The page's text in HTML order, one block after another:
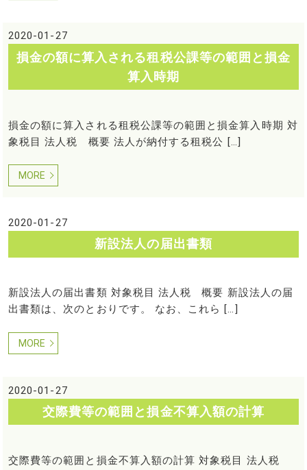
2020-01-27
損金の額に算入される租税公課等の範囲と損金
算入時期
損金の額に算入される租税公課等の範囲と損金算入時期 対
象税目 法人税 概要 法人が納付する租税公 […]
MORE
2020-01-27
新設法人の届出書類
新設法人の届出書類 対象税目 法人税 概要 新設法人の届
出書類は、次のとおりです。 なお、これら […]
MORE
2020-01-27
交際費等の範囲と損金不算入額の計算
交際費等の範囲と損金不算入額の計算 対象税目 法人税